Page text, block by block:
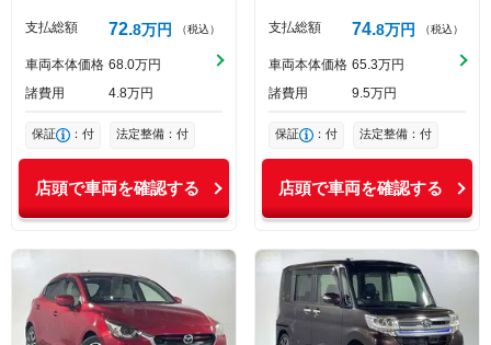
支払総額 72 8万円 （税込）
車両本体価格 68 0万円
諸費用
4 8万円
保証 ：付 法定整備：付
店頭で車両を確認する
支払総額 74 8万円 （税込）
車両本体価格 65 3万円
諸費用
9 5万円
保証 ：付 法定整備：付
店頭で車両を確認する